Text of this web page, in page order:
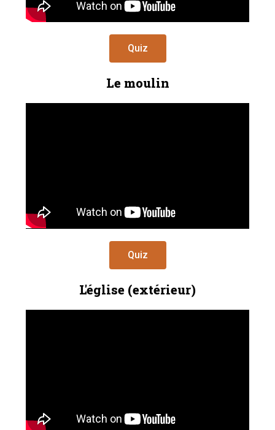
Quiz
Le moulin
Quiz
L'église (extérieur)